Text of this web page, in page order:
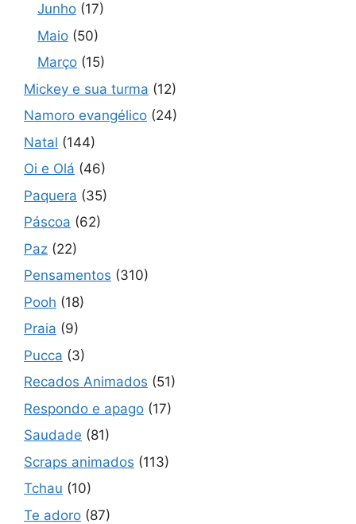
Junho (17)
Maio (50)
Março (15)
Mickey e sua turma (12)
Namoro evangélico (24)
Natal (144)
Oi e Olá (46)
Paquera (35)
Páscoa (62)
Paz (22)
Pensamentos (310)
Pooh (18)
Praia (9)
Pucca (3)
Recados Animados (51)
Respondo e apago (17)
Saudade (81)
Scraps animados (113)
Tchau (10)
Te adoro (87)